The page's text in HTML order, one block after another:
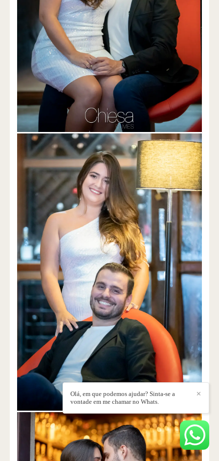
✕
Olá, em que podemos ajudar? Sinta-se a
vontade em me chamar no Whats.